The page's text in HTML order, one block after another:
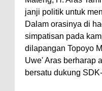
janji politik untuk
Dalam orasinya di
simpatisan pada
dilapangan Topoyo
Uwe' Aras berharap
bersatu dukung